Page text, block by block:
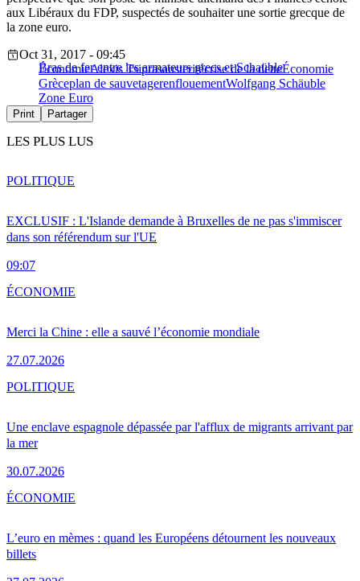
aux Libéraux du FDP, suspectés de souhaiter une sortie grecque de
la zone euro.
Bras de fer entre les armateurs grecs et Schaüble
Oct 31, 2017 - 09:45
ÉconomieAlexis Tsiprasausteritécrise de la detteÉconomie
Grèceplan de sauvetagerenflouementWolfgang Schäuble
Zone Euro
Print Partager
LES PLUS LUS
EXCLUSIF : L'Islande demande à Bruxelles de ne pas s'immiscer
dans son référendum sur l'UE
09:07
POLITIQUE
Merci la Chine : elle a sauvé l’économie mondiale
27.07.2026
ÉCONOMIE
Une enclave espagnole dépassée par l'afflux de migrants arrivant par
la mer
30.07.2026
POLITIQUE
L’euro en mèmes : quand les Européens détournent les nouveaux
billets
ÉCONOMIE